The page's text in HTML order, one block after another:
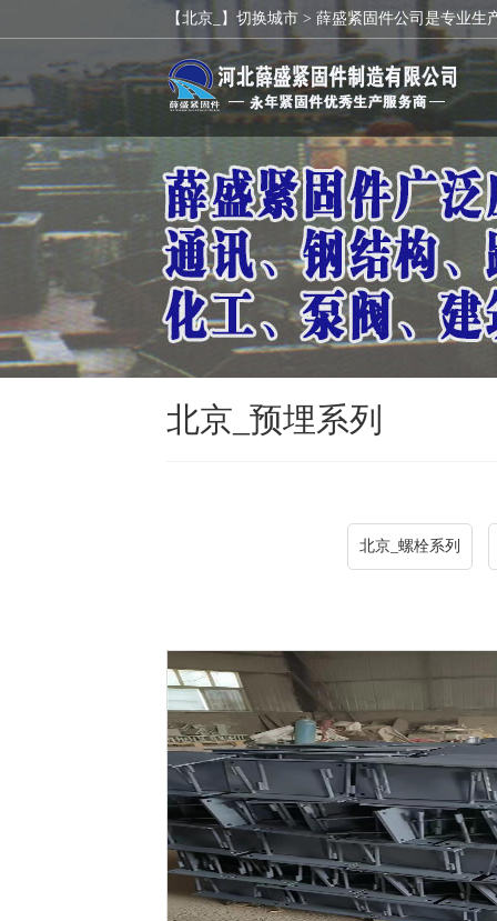
【北京_】切换城市 > 薛盛紧固件公司是专业生
北京_预埋系列
北京_螺栓系列